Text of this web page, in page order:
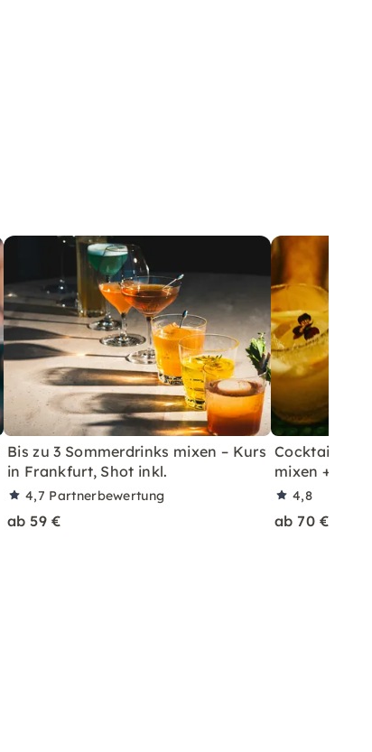
Bis zu 3 Sommerdrinks mixen – Kurs
in Frankfurt, Shot inkl.
4,7 Partnerbewertung
ab 59 €
Cocktailkurs:
mixen +
4,8
ab 70 €